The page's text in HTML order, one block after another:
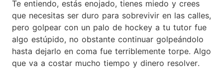
Te entiendo, estás enojado, tienes miedo y crees
que necesitas ser duro para sobrevivir en las calles,
pero golpear con un palo de hockey a tu tutor fue
algo estúpido, no obstante continuar golpeándolo
hasta dejarlo en coma fue terriblemente torpe. Algo
que va a costar mucho tiempo y dinero resolver.